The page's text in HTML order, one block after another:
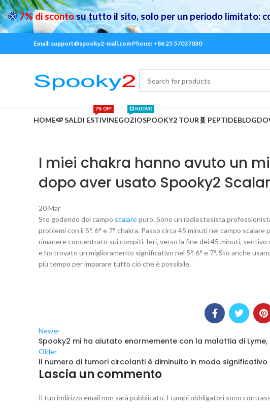
Email: support@spooky2-mall.comPhone: +86 25 57037030
HOME🍉 SALDI ESTIVI
7% OFF
NEGOZIO
💥 NUOVO
SPOOKY2 TOUR 🧬 PEPTIDEBLOG
I miei chakra hanno avuto un
dopo aver usato Spooky2
20Mar
Sto godendo del campo scalarepuro. Sono un radiestesista
problemi con il 5°, 6° e 7° chakra. Passo circa 45 minuti nel campo
rimanere concentrato sui compiti. Ieri, verso la fine dei 45 minuti,
e ho trovato un miglioramento significativo nel 5°, 6° e 7°. Sto anche
più tempo per imparare tutto ciò che è possibile.
Newer
Spooky2 mi ha aiutato enormemente con la malattia di
Older
Il numero di tumori circolanti è diminuito in modo significativo
Lascia un commento
Il tuo indirizzo email non sarà pubblicato. I campi obbligatori sono
🌞7% di scontosu tutto il sito, solo per un periodo limitato: